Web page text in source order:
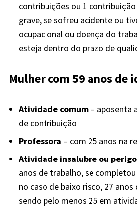
contribuições ou 1
grave, se sofreu acidente ou
ocupacional ou doença do
esteja dentro do prazo de
Mulher com 59 anos de
Atividade comum – aposenta
de contribuição
Professora – com 25 anos na
Atividade insalubre ou
anos de trabalho, se
no caso de baixo risco, 27
sendo pelo menos 25 em